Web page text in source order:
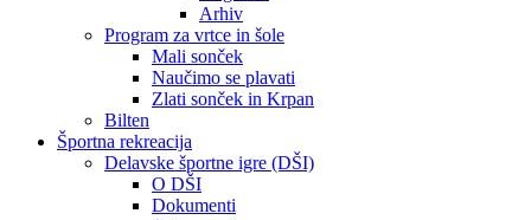
Arhiv
Program za vrtce in šole
Mali sonček
Naučimo se plavati
Zlati sonček in Krpan
Bilten
Športna rekreacija
Delavske športne igre (DŠI)
O DŠI
Dokumenti